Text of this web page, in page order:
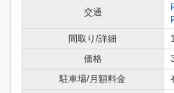
交通
間取り/詳細
価格
駐車場/月額料金